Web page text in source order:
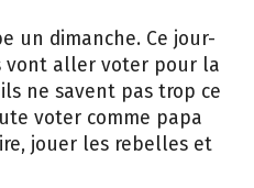
un dimanche. Ce jour-
vont aller voter pour la
ne savent pas trop ce
voter comme papa
jouer les rebelles et